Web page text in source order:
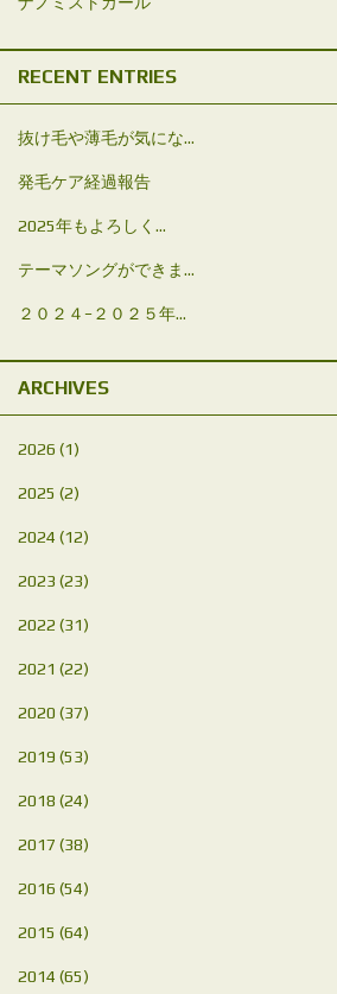
RECENT ENTRIES
抜け毛や薄毛が気にな...
発毛ケア経過報告
2025年もよろしく...
テーマソングができま...
２０２４−２０２５年...
ARCHIVES
2026 (1)
2025 (2)
2024 (12)
2023 (23)
2022 (31)
2021 (22)
2020 (37)
2019 (53)
2018 (24)
2017 (38)
2016 (54)
2015 (64)
2014 (65)